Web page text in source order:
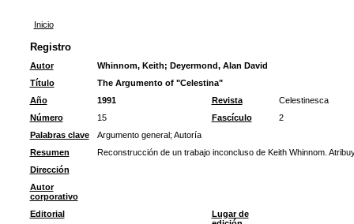
Inicio
Registro
Autor Whinnom, Keith; Deyermond, Alan David
Título
The Argumento of "Celestina"
Año
1991 Revista
Celestinesca
Número
15 Fascículo
2
Palabras clave
Argumento general; Autoría
Resumen
Reconstrucción de un trabajo inconcluso de Keith Whinnom.
Dirección
Autor
corporativo
Editorial
Lugar de